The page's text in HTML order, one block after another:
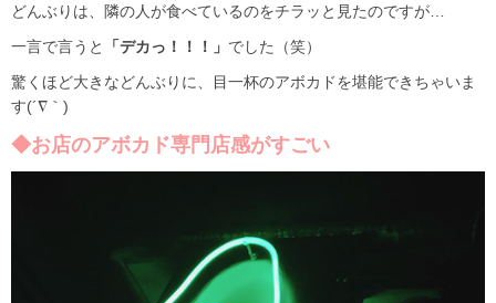
どんぶりは、隣の人が食べているのをチラッと見たのですが…
一言で言うと
「デカっ！！！」 でした（笑）
驚くほど大きなどんぶりに、目一杯のアボカドを堪能できちゃいま
す(´∇｀)
◆お店のアボカド専門店感がすごい